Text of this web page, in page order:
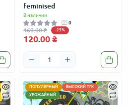
feminised
В наличии
0
160.00 ₴ -25%
120.00 ₴
ПОПУЛЯРНЫЙ
ВЫСОКИЙ ТГК
УРОЖАЙНЫЙ